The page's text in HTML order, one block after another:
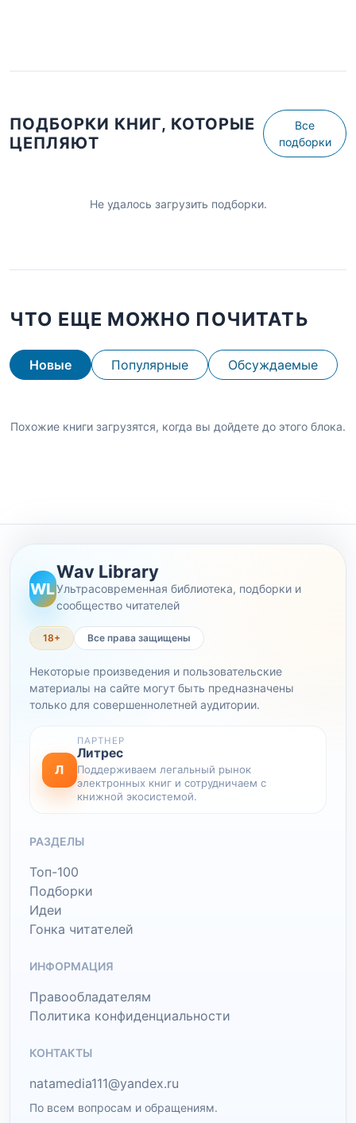
ПОДБОРКИ КНИГ, КОТОРЫЕ
ЦЕПЛЯЮТ
Все
подборки
Не удалось загрузить подборки.
ЧТО ЕЩЕ МОЖНО ПОЧИТАТЬ
Новые Популярные Обсуждаемые
Похожие книги загрузятся, когда вы дойдете до этого блока.
WL
Wav Library
Ультрасовременная библиотека, подборки и
сообщество читателей
18+ Все права защищены
Некоторые произведения и пользовательские
материалы на сайте могут быть предназначены
только для совершеннолетней аудитории.
Л
ПАРТНЕР
Литрес
Поддерживаем легальный рынок
электронных книг и сотрудничаем с
книжной экосистемой.
РАЗДЕЛЫ
Топ-100
Подборки
Идеи
Гонка читателей
ИНФОРМАЦИЯ
Правообладателям
Политика конфиденциальности
КОНТАКТЫ
natamedia111@yandex.ru
По всем вопросам и обращениям.